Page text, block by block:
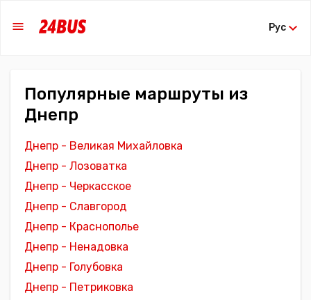
Рус
Популярные маршруты из
Днепр
Днепр - Великая Михайловка
Днепр - Лозоватка
Днепр - Черкасское
Днепр - Славгород
Днепр - Краснополье
Днепр - Ненадовка
Днепр - Голубовка
Днепр - Петриковка